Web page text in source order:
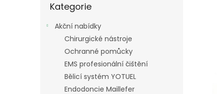
kategorie
Kategorie
Akční nabídky
Chirurgické nástroje
Ochranné pomůcky
EMS profesionální čištění
Bělicí systém YOTUEL
Endodoncie Maillefer